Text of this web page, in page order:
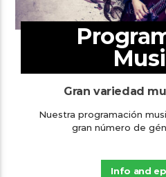
Gran variedad
Nuestra programación
gran número de
Info and